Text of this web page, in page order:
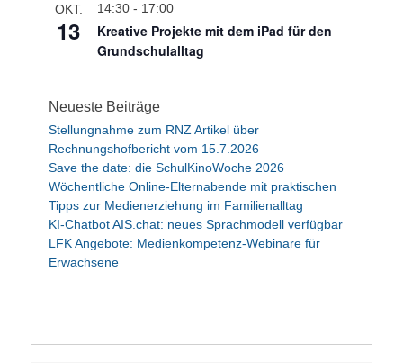
o
b
e
OKT.
13
14:30 - 17:00
Kreative Projekte mit dem iPad für den
Grundschulalltag
Neueste Beiträge
Stellungnahme zum RNZ Artikel über
Rechnungshofbericht vom 15.7.2026
Save the date: die SchulKinoWoche 2026
Wöchentliche Online-Elternabende mit praktischen
Tipps zur Medienerziehung im Familienalltag
KI-Chatbot AIS.chat: neues Sprachmodell verfügbar
LFK Angebote: Medienkompetenz-Webinare für
Erwachsene